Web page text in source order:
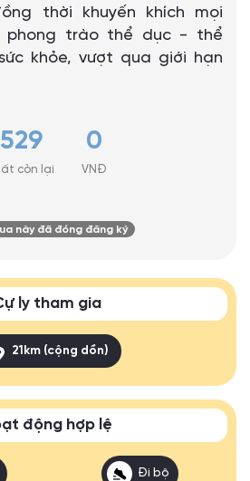
thời khuyến khích mọi
phong trào thể dục - thể
khỏe, vượt qua giới hạn
529
còn lại
0
VNĐ
này đã đóng đăng ký
ly tham gia
21km (cộng dồn)
động hợp lệ
Đi bộ